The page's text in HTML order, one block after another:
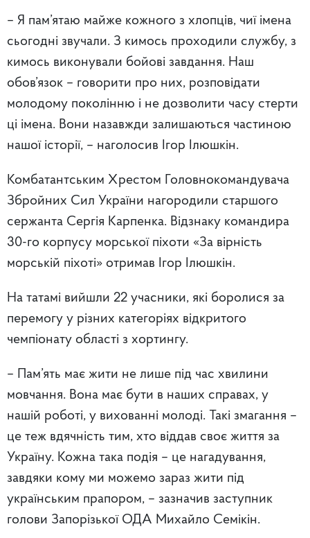
– Я пам’ятаю майже кожного з хлопців, чиї імена
сьогодні звучали. З кимось проходили службу, з
кимось виконували бойові завдання. Наш
обов’язок – говорити про них, розповідати
молодому поколінню і не дозволити часу стерти
ці імена. Вони назавжди залишаються частиною
нашої історії, – наголосив Ігор Ілюшкін.
Комбатантським Хрестом Головнокомандувача
Збройних Сил України нагородили старшого
сержанта Сергія Карпенка. Відзнаку командира
30-го корпусу морської піхоти «За вірність
морській піхоті» отримав Ігор Ілюшкін.
На татамі вийшли 22 учасники, які боролися за
перемогу у різних категоріях відкритого
чемпіонату області з хортингу.
– Пам’ять має жити не лише під час хвилини
мовчання. Вона має бути в наших справах, у
нашій роботі, у вихованні молоді. Такі змагання –
це теж вдячність тим, хто віддав своє життя за
Україну. Кожна така подія – це нагадування,
завдяки кому ми можемо зараз жити під
українським прапором, – зазначив заступник
голови Запорізької ОДА Михайло Семікін.